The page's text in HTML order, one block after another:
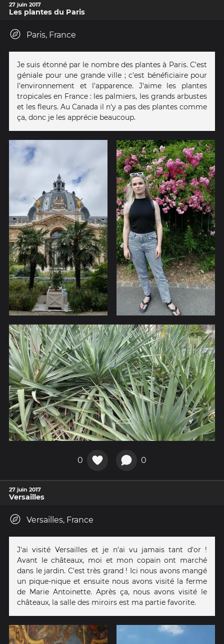
27 juin 2017
Les plantes du Paris
Paris, France
Je suis étonné par le nombre des plantes à Paris. C'est
géniale pour une grande ville ; c'est bénéficiaire pour
l'environnement et l'apparence. J'aime les plantes
tropicales en France : les palmiers, les grands arbustes
et les fleurs. Au Canada il n'y a pas des plantes comme
ça, donc je les apprécie beaucoup.
0 0
27 juin 2017
Versailles
Versailles, France
J'ai visité Versailles et je n'ai vu jamais tant d'or !
Avant le châteaux, moi et mon copain ont marché
dans le jardin. C'est très grand ! Ici nous avons mangé
un pique-nique et ensuite nous avons visité la ferme
de Marie Antoinette. Après ça, nous avons visité le
châteaux, la salle des miroirs est ma partie favorite.